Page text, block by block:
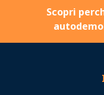
Scopri